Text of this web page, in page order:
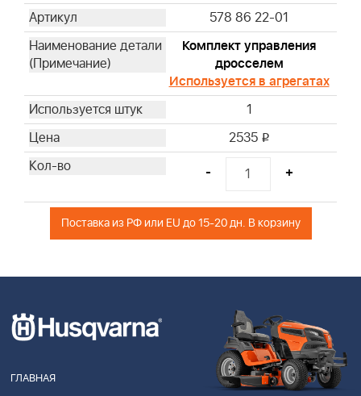
578 86 22-01
Комплект управления
дросселем
Используется в агрегатах
1
2535 i
- +
Поставка из РФ или EU до 15-20 дн. В корзину
ГЛАВНАЯ